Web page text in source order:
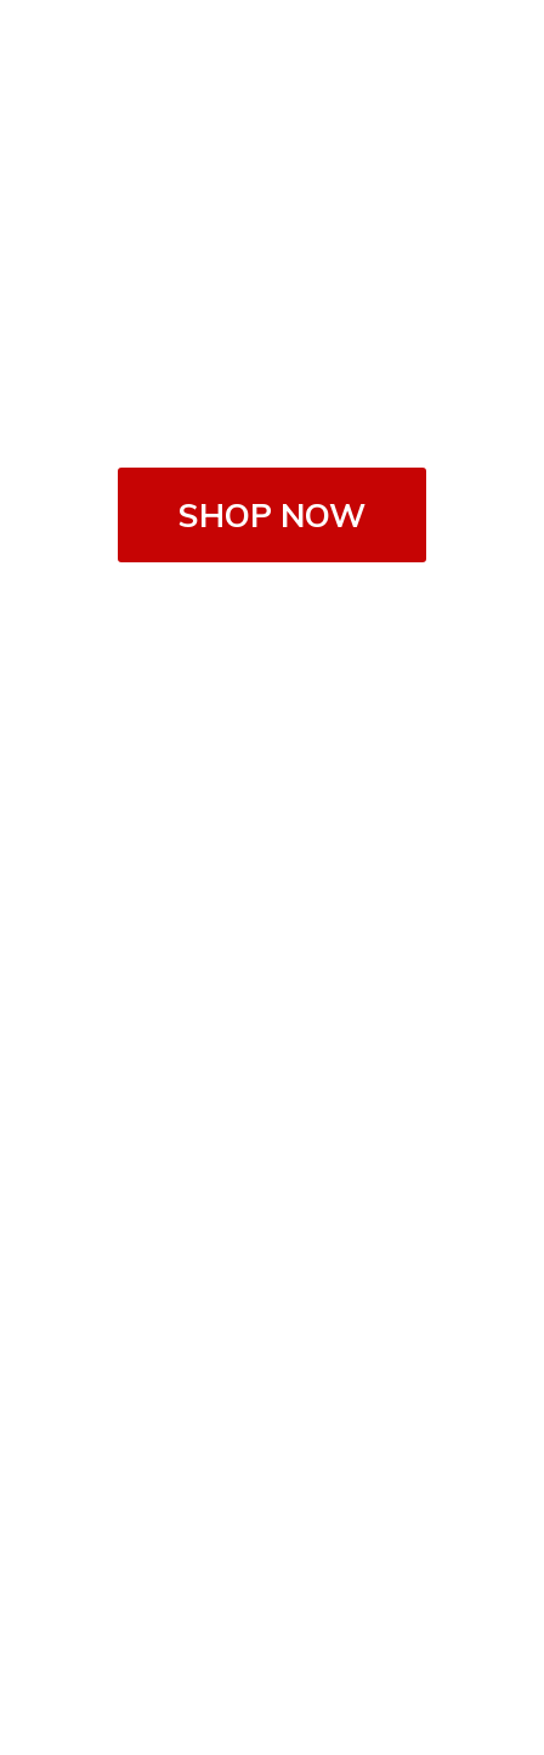
SHOP NOW